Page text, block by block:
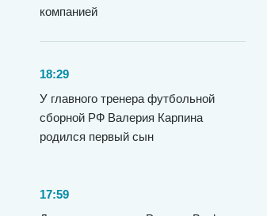
компанией
18:29
У главного тренера футбольной
сборной РФ Валерия Карпина
родился первый сын
17:59